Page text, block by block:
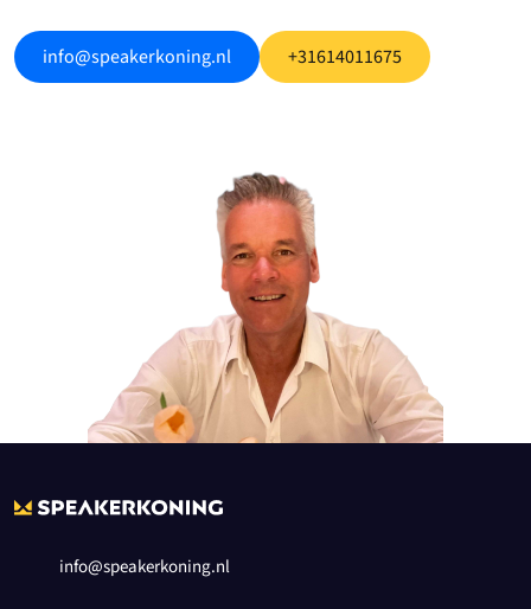
info@speakerkoning.nl +31614011675
info@speakerkoning.nl